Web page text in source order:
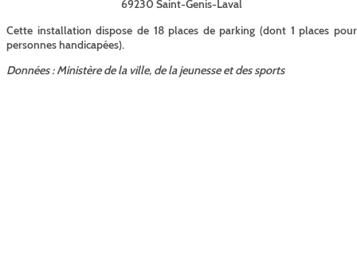
69230 Saint-Genis-Laval
Cette installation dispose de 18 places de parking (dont 1 places pour
personnes handicapées).
Données : Ministère de la ville, de la jeunesse et des sports